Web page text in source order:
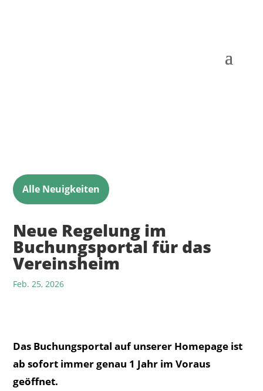
Alle Neuigkeiten
Neue Regelung im
Buchungsportal für das
Vereinsheim
Feb. 25, 2026
Das Buchungsportal auf unserer Homepage ist
ab sofort immer genau 1 Jahr im Voraus
geöffnet.